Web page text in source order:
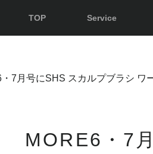
TOP Service
・7月号にSHS スカルプブラシ ワ
MORE6・7